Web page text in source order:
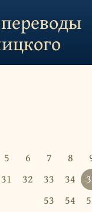
5 6 7 8
31 32 33 34
53
54